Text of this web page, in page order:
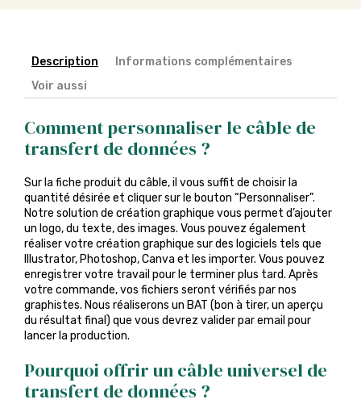
Description
Informations complémentaires
Voir aussi
Comment personnaliser le câble de
transfert de données ?
Sur la fiche produit du câble, il vous suffit de choisir la
quantité désirée et cliquer sur le bouton “Personnaliser”.
Notre solution de création graphique vous permet d’ajouter
un logo, du texte, des images. Vous pouvez également
réaliser votre création graphique sur des logiciels tels que
Illustrator, Photoshop, Canva et les importer. Vous pouvez
enregistrer votre travail pour le terminer plus tard. Après
votre commande, vos fichiers seront vérifiés par nos
graphistes. Nous réaliserons un BAT (bon à tirer, un aperçu
du résultat final) que vous devrez valider par email pour
lancer la production.
Pourquoi offrir un câble universel de
transfert de données ?